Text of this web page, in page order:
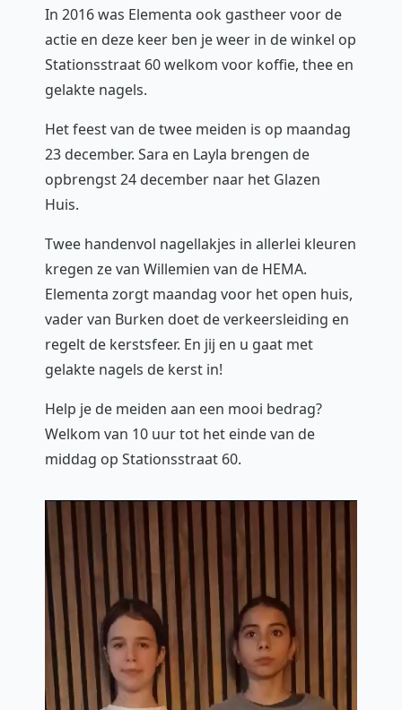
In 2016 was Elementa ook gastheer voor de
actie en deze keer ben je weer in de winkel op
Stationsstraat 60 welkom voor koffie, thee en
gelakte nagels.
Het feest van de twee meiden is op maandag
23 december. Sara en Layla brengen de
opbrengst 24 december naar het Glazen
Huis.
Twee handenvol nagellakjes in allerlei kleuren
kregen ze van Willemien van de HEMA.
Elementa zorgt maandag voor het open huis,
vader van Burken doet de verkeersleiding en
regelt de kerstsfeer. En jij en u gaat met
gelakte nagels de kerst in!
Help je de meiden aan een mooi bedrag?
Welkom van 10 uur tot het einde van de
middag op Stationsstraat 60.